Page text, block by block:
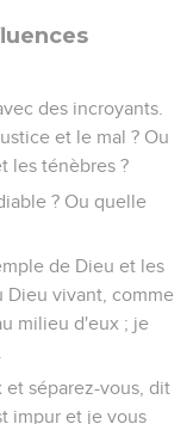
des incroyants.
et le mal ? Ou
les ténèbres ?
? Ou quelle
de Dieu et les
Dieu vivant, comme
milieu d'eux ; je
séparez-vous, dit
impur et je vous